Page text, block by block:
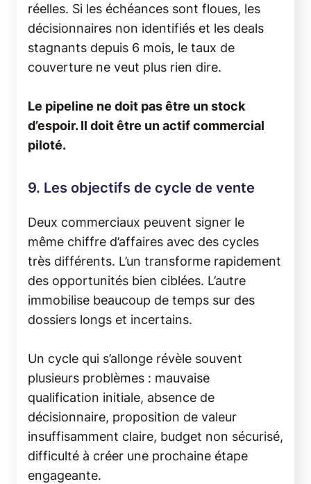
réelles. Si les échéances sont floues, les
décisionnaires non identifiés et les deals
stagnants depuis 6 mois, le taux de
couverture ne veut plus rien dire.
Le pipeline ne doit pas être un stock
d’espoir. Il doit être un actif commercial
piloté.
9. Les objectifs de cycle de vente
Deux commerciaux peuvent signer le
même chiffre d’affaires avec des cycles
très différents. L’un transforme rapidement
des opportunités bien ciblées. L’autre
immobilise beaucoup de temps sur des
dossiers longs et incertains.
Un cycle qui s’allonge révèle souvent
plusieurs problèmes : mauvaise
qualification initiale, absence de
décisionnaire, proposition de valeur
insuffisamment claire, budget non sécurisé,
difficulté à créer une prochaine étape
engageante.